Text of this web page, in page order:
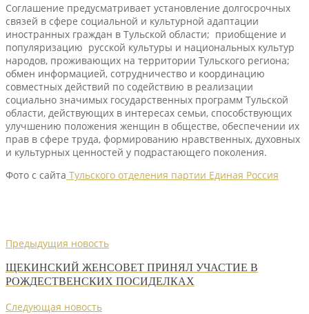
Соглашение предусматривает установление долгосрочных
связей в сфере социальной и культурной адаптации
иностранных граждан в Тульской области; приобщение и
популяризацию русской культуры и национальных культур
народов, проживающих на территории Тульского региона;
обмен информацией, сотрудничество и координацию
совместных действий по содействию в реализации
социально значимых государственных программ Тульской
области, действующих в интересах семьи, способствующих
улучшению положения женщин в обществе, обеспечении их
прав в сфере труда, формированию нравственных, духовных
и культурных ценностей у подрастающего поколения.
Фото с сайта Тульского отделения партии Единая Россия
Предыдущия новость
ЩЕКИНСКИЙ ЖЕНСОВЕТ ПРИНЯЛ УЧАСТИЕ В
РОЖДЕСТВЕНСКИХ ПОСИДЕЛКАХ
Следующая новость